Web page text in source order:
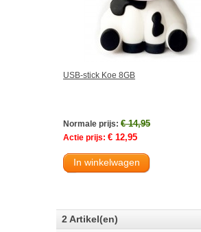
USB-stick Koe 8GB
Normale prijs: € 14,95
Actie prijs: € 12,95
In winkelwagen
2 Artikel(en)